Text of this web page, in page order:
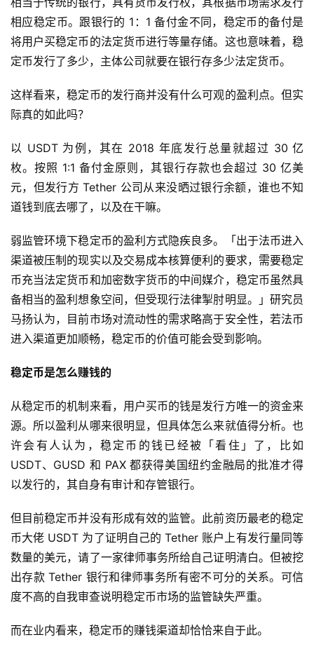
相应稳定币。跟银行的 1：1 备付金不同，稳定币的备付是
将用户买稳定币的法定货币进行等量存储。这也意味着，稳
定币发行了多少，主体公司就要在银行存多少法定货币。
这样看来，稳定币的发行商并没有什么可观的盈利点。但实
际真的如此吗？
以 USDT 为例，其在 2018 年底发行总量就超过 30 亿
枚。按照 1:1 备付金原则，其银行存款也会超过 30 亿美
元，但发行方 Tether 公司从来没晒过银行余额，谁也不知
道钱到底去哪了，以及在干嘛。
弱监管环境下稳定币的盈利方式隐疾良多。「出于法币进入
渠道被压制的现实以及交易成本核算便利的要求，需要稳定
币充当法定货币和加密数字货币的中间媒介，稳定币虽然具
备相当的盈利想象空间，但受现行法律掣肘明显。」研究员
马扬认为，目前市场对流动性的需求略高于安全性，若法币
进入渠道更加顺畅，稳定币的价值可能会受到影响。
稳定币是怎么赚钱的
从稳定币的机制来看，用户买币的钱是发行方唯一的资金来
源。所以盈利从哪来很明显，但具体怎么来就值得分析。也
许会有人认为，稳定币的钱已经被「看住」了，比如
USDT、GUSD 和 PAX 都获得美国纽约金融局的批准才得
以发行的，其自身有审计和存管银行。
但目前稳定币并没有形成有效的监管。此前资历最老的稳定
币大佬 USDT 为了证明自己的 Tether 账户上有发行量同等
数量的美元，请了一家律师事务所给自己证明清白。但被挖
出存款 Tether 银行和律师事务所有密不可分的关系。可信
度不高的自我审查说明稳定币市场的监管缺失严重。
而在业内看来，稳定币的赚钱渠道却恰恰来自于此。